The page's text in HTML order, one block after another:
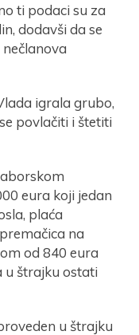
ti podaci su za
dodavši da se
igrala grubo,
povlačiti i štetiti
eura koji jedan
plaća
na
od 840 eura
u štrajku ostati
u štrajku